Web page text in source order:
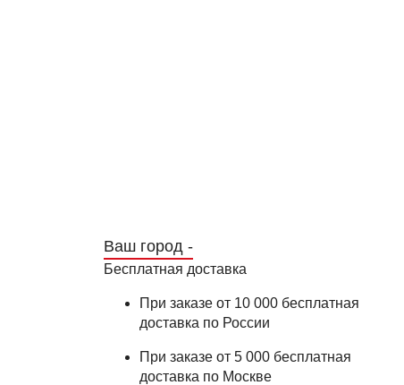
Ваш город -
Бесплатная доставка
При заказе от 10 000 бесплатная
доставка по России
При заказе от 5 000 бесплатная
доставка по Москве